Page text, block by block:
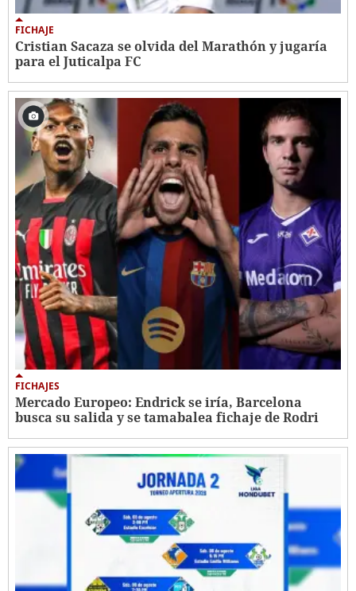
FICHAJE
Cristian Sacaza se olvida del Marathón y jugaría
para el Juticalpa FC
FICHAJES
Mercado Europeo: Endrick se iría, Barcelona
busca su salida y se tamabalea fichaje de Rodri